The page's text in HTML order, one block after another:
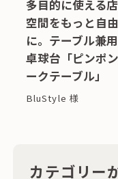
カテゴリー
多目的に使える
空間をもっと自由
に。テーブル兼
卓球台「ピンポ
ークテーブル」
BluStyle 様